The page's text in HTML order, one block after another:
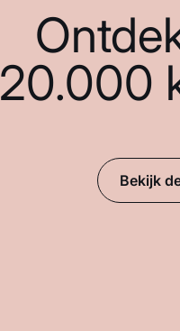
20.000
Bekijk